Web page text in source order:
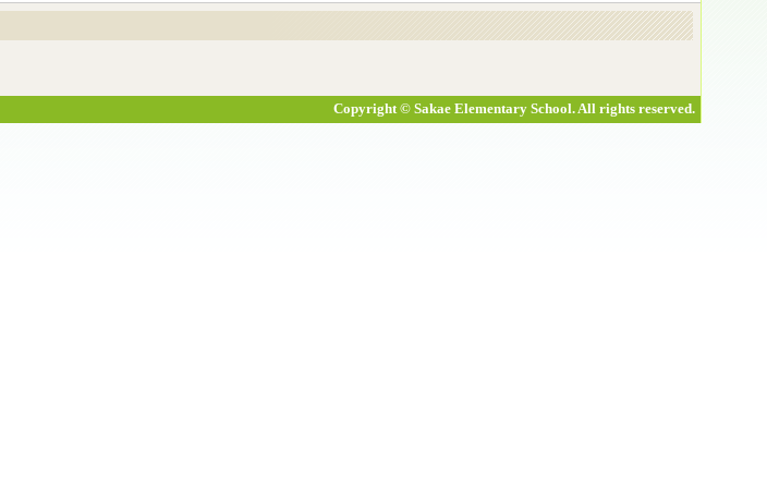
Copyright © Sakae Elementary School. All rights reserved.